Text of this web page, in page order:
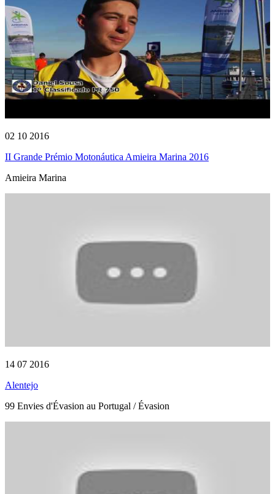
02 10 2016
II Grande Prémio Motonáutica Amieira Marina 2016
Amieira Marina
14 07 2016
Alentejo
99 Envies d'Évasion au Portugal / Évasion